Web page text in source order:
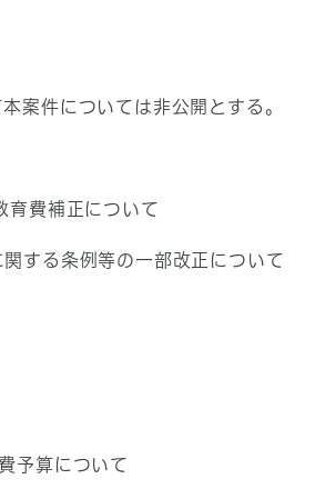
案件については非公開とする。
育費補正について
関する条例等の一部改正について
予算について